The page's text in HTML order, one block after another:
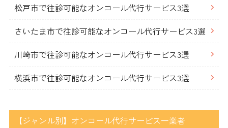
松戸市で往診可能なオンコール代行サービス3選
さいたま市で往診可能なオンコール代行サービス3選
川崎市で往診可能なオンコール代行サービス3選
横浜市で往診可能なオンコール代行サービス3選
【ジャンル別】オンコール代行サービス一業者